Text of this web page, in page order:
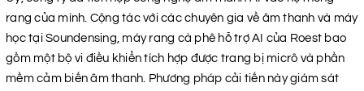
rang của mình. Cộng tác với các chuyên gia về âm thanh và máy
học tại Soundensing, máy rang cà phê hỗ trợ AI của Roest bao
gồm một bộ vi điều khiển tích hợp được trang bị micrô và phần
mềm cảm biến âm thanh. Phương pháp cải tiến này giám sát